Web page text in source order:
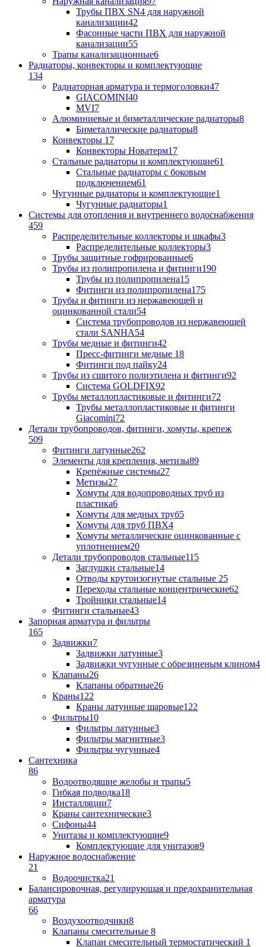
Трубы ПВХ SN4 для наружной
канализации42
Фасонные части ПВХ для наружной
канализации55
Трапы канализационные6
Радиаторы, конвекторы и комплектующие
134
Радиаторная арматура и термоголовки47
GIACOMINI40
MVI7
Алюминиевые и биметаллические радиаторы8
Биметаллические радиаторы8
Конвекторы 17
Конвекторы Новатерм17
Стальные радиаторы и комплектующие61
Стальные радиаторы с боковым
подключением61
Чугунные радиаторы и комплектующие1
Чугунные радиаторы1
Системы для отопления и внутреннего водоснабжения
459
Распределительные коллекторы и шкафы3
Распределительные коллекторы3
Трубы защитные гофрированные6
Трубы из полипропилена и фитинги190
Трубы из полипропилена15
Фитинги из полипропилена175
Трубы и фитинги из нержавеющей и
оцинкованной стали54
Система трубопроводов из нержавеющей
стали SANHA54
Трубы медные и фитинги42
Пресс-фитинги медные 18
Фитинги под пайку24
Трубы из сшитого полиэтилена и фитинги92
Система GOLDFIX92
Трубы металлопластиковые и фитинги72
Трубы металлопластиковые и фитинги
Giacomini72
Детали трубопроводов, фитинги, хомуты, крепеж
509
Фитинги латунные262
Элементы для крепления, метизы89
Крепёжные системы27
Метизы27
Хомуты для водопроводных труб из
пластика6
Хомуты для медных труб5
Хомуты для труб ПВХ4
Хомуты металлические оцинкованные с
уплотнением20
Детали трубопроводов стальные115
Заглушки стальные14
Отводы крутоизогнутые стальные 25
Переходы стальные концентрические62
Тройники стальные14
Фитинги стальные43
Запорная арматура и фильтры
165
Задвижки7
Задвижки латунные3
Задвижки чугунные с обрезиненым клином4
Клапаны26
Клапаны обратные26
Краны122
Краны латунные шаровые122
Фильтры10
Фильтры латунные3
Фильтры магнитные3
Фильтры чугунные4
Сантехника
86
Водоотводящие желобы и трапы5
Гибкая подводка18
Инсталляции7
Краны сантехнические3
Сифоны44
Унитазы и комплектующие9
Комплектующие для унитазов9
Наружное водоснабжение
21
Водоочистка21
Балансировочная, регулирующая и предохранительная
арматура
66
Воздухоотводчики8
Клапаны cмесительные 8
Клапан cмесительный термостатический 1